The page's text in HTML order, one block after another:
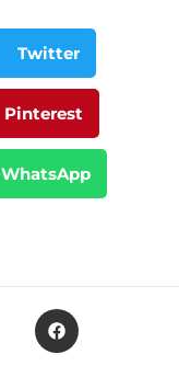
Twitter
Pinterest
WhatsApp